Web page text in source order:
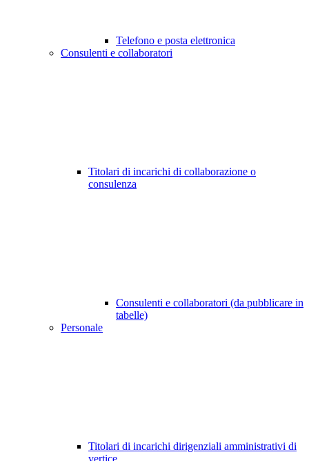
Telefono e posta elettronica
Consulenti e collaboratori
Titolari di incarichi di collaborazione o
consulenza
Consulenti e collaboratori (da pubblicare in
tabelle)
Personale
Titolari di incarichi dirigenziali amministrativi di